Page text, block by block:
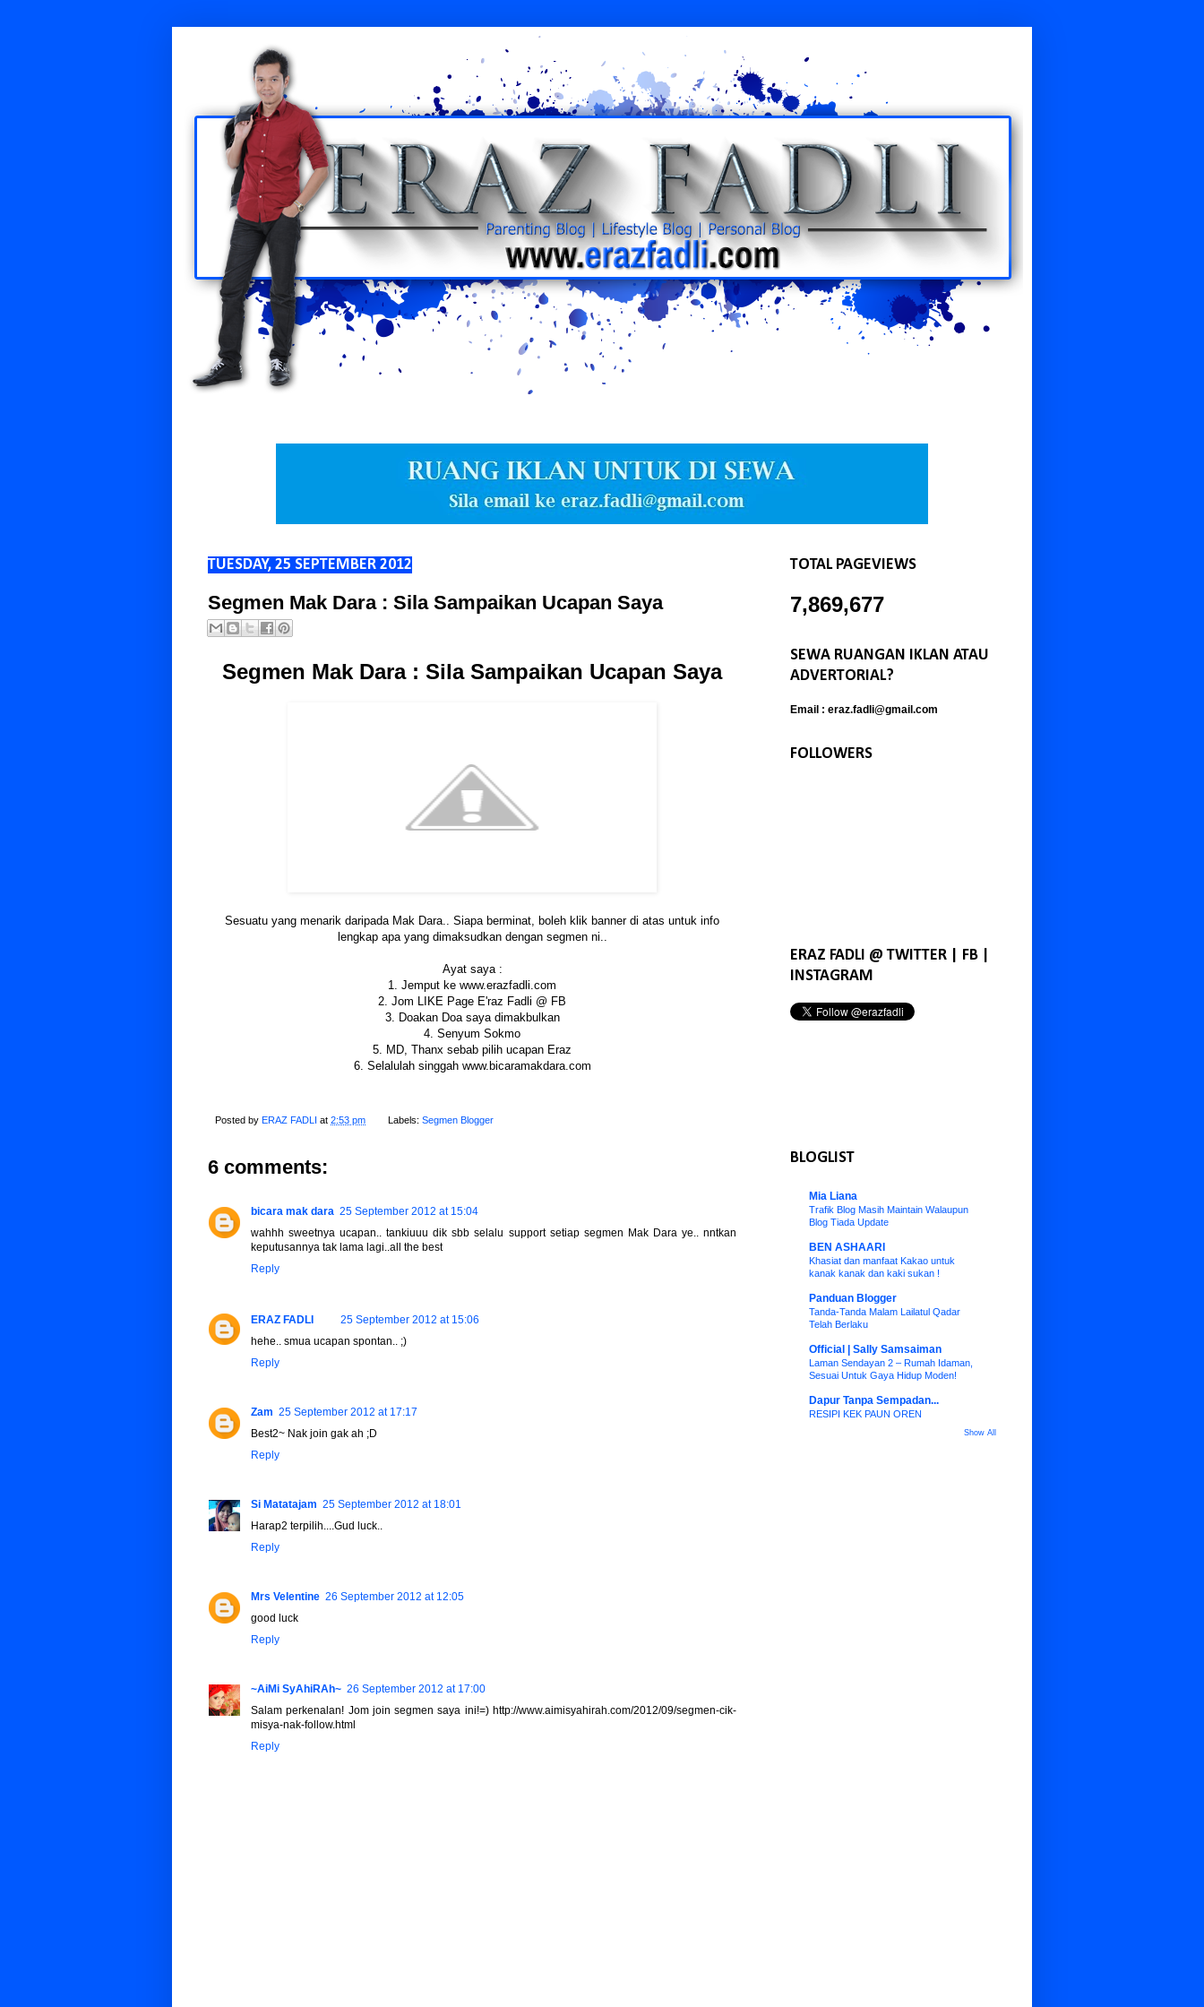
TUESDAY, 25 SEPTEMBER 2012
Segmen Mak Dara : Sila Sampaikan Ucapan Saya
Segmen Mak Dara : Sila Sampaikan Ucapan Saya
Sesuatu yang menarik daripada Mak Dara.. Siapa berminat, boleh klik banner di atas untuk info
lengkap apa yang dimaksudkan dengan segmen ni..
Ayat saya :
1. Jemput ke www.erazfadli.com
2. Jom LIKE Page E'raz Fadli @ FB
3. Doakan Doa saya dimakbulkan
4. Senyum Sokmo
5. MD, Thanx sebab pilih ucapan Eraz
6. Selalulah singgah www.bicaramakdara.com
Posted by ERAZ FADLI at 2:53 pm Labels: Segmen Blogger
6 comments:
bicara mak dara 25 September 2012 at 15:04
wahhh sweetnya ucapan.. tankiuuu dik sbb selalu support setiap segmen Mak Dara ye.. nntkan
keputusannya tak lama lagi..all the best
Reply
ERAZ FADLI
25 September 2012 at 15:06
hehe.. smua ucapan spontan.. ;)
Reply
Zam 25 September 2012 at 17:17
Best2~ Nak join gak ah ;D
Reply
Si Matatajam 25 September 2012 at 18:01
Harap2 terpilih....Gud luck..
Reply
Mrs Velentine 26 September 2012 at 12:05
good luck
Reply
~AiMi SyAhiRAh~ 26 September 2012 at 17:00
Salam perkenalan! Jom join segmen saya ini!=) http://www.aimisyahirah.com/2012/09/segmen-cik-
misya-nak-follow.html
Reply
TOTAL PAGEVIEWS
7,869,677
SEWA RUANGAN IKLAN ATAU
ADVERTORIAL?
Email : eraz.fadli@gmail.com
FOLLOWERS
ERAZ FADLI @ TWITTER | FB |
INSTAGRAM
BLOGLIST
Mia Liana
Trafik Blog Masih Maintain Walaupun
Blog Tiada Update
BEN ASHAARI
Khasiat dan manfaat Kakao untuk
kanak kanak dan kaki sukan !
Panduan Blogger
Tanda-Tanda Malam Lailatul Qadar
Telah Berlaku
Official | Sally Samsaiman
Laman Sendayan 2 – Rumah Idaman,
Sesuai Untuk Gaya Hidup Moden!
Dapur Tanpa Sempadan...
RESIPI KEK PAUN OREN
Show All